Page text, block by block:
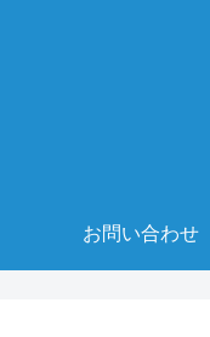
お問い合わせ